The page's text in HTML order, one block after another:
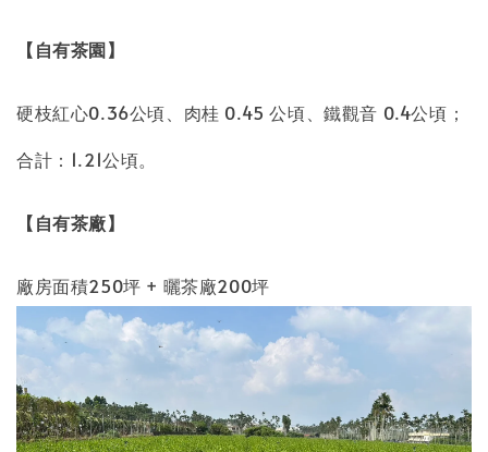
【自有茶園】
硬枝紅心0.36公頃、肉桂 0.45 公頃、鐵觀音 0.4公頃；
合計：1.21公頃。
【自有茶廠】
廠房面積250坪 + 曬茶廠200坪